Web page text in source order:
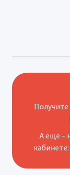
Получите
А еще –